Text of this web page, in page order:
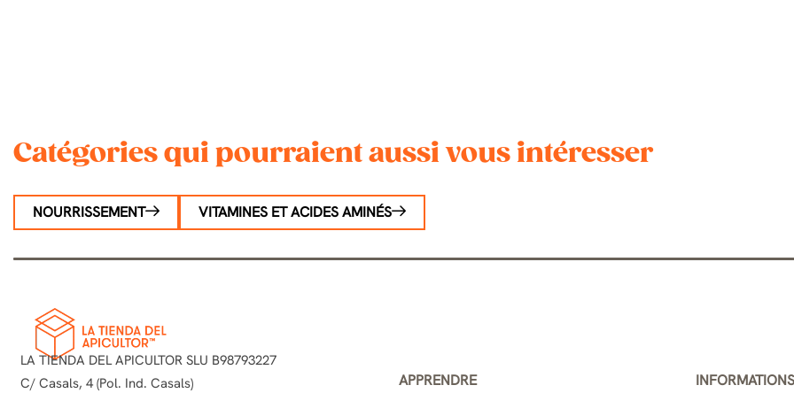
Catégories qui pourraient aussi vous intéresser
NOURRISSEMENT VITAMINES ET ACIDES AMINÉS
LA TIENDA DEL APICULTOR SLU B98793227
C/ Casals, 4 (Pol. Ind. Casals)
APPRENDRE